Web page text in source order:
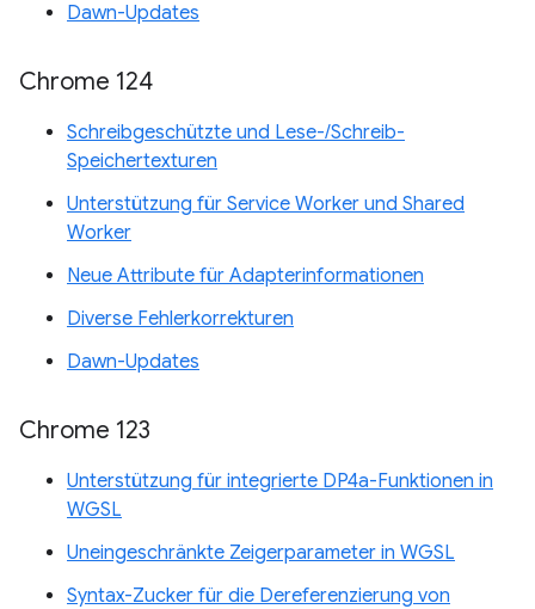
Dawn-Updates
Chrome 124
Schreibgeschützte und Lese-/Schreib-
Speichertexturen
Unterstützung für Service Worker und Shared
Worker
Neue Attribute für Adapterinformationen
Diverse Fehlerkorrekturen
Dawn-Updates
Chrome 123
Unterstützung für integrierte DP4a-Funktionen in
WGSL
Uneingeschränkte Zeigerparameter in WGSL
Syntax-Zucker für die Dereferenzierung von